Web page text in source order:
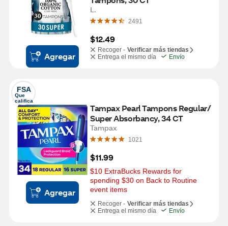
Agregar
L.
2491
$12.49
Recoger - Verificar más tiendas
Entrega el mismo día
Envío
FSA
Que
califica
Agregar
Tampax Pearl Tampons Regular/
Super Absorbancy, 34 CT
Tampax
1021
$11.99
$10 ExtraBucks Rewards for
spending $30 on Back to Routine
event items
Recoger - Verificar más tiendas
Entrega el mismo día
Envío